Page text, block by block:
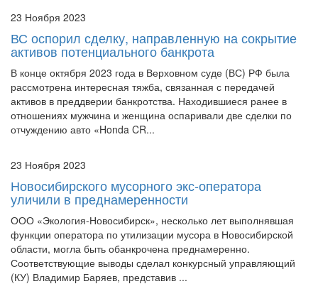
23 Ноября 2023
ВС оспорил сделку, направленную на сокрытие
активов потенциального банкрота
В конце октября 2023 года в Верховном суде (ВС) РФ была
рассмотрена интересная тяжба, связанная с передачей
активов в преддверии банкротства. Находившиеся ранее в
отношениях мужчина и женщина оспаривали две сделки по
отчуждению авто «Honda CR...
23 Ноября 2023
Новосибирского мусорного экс-оператора
уличили в преднамеренности
ООО «Экология-Новосибирск», несколько лет выполнявшая
функции оператора по утилизации мусора в Новосибирской
области, могла быть обанкрочена преднамеренно.
Соответствующие выводы сделал конкурсный управляющий
(КУ) Владимир Баряев, представив ...